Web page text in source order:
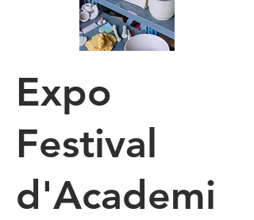
Expo
Festival
d'Academi